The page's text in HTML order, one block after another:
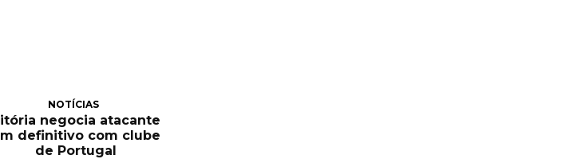
NOTÍCIAS
negocia atacante
definitivo com clube
de Portugal